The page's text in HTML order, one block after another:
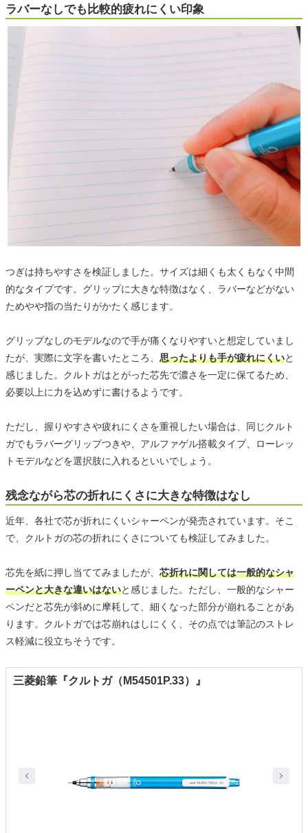
ラバーなしでも比較的疲れにくい印象
つぎは持ちやすさを検証しました。サイズは細くも太くもなく中間
的なタイプです。グリップに大きな特徴はなく、ラバーなどがない
ためやや指の当たりがかたく感じます。
グリップなしのモデルなので手が痛くなりやすいと想定していまし
たが、実際に文字を書いたところ、 思ったよりも手が疲れにくいと
感じました。クルトガはとがった芯先で濃さを一定に保てるため、
必要以上に力を込めずに書けるようです。
ただし、握りやすさや疲れにくさを重視したい場合は、同じクルト
ガでもラバーグリップつきや、アルファゲル搭載タイプ、ローレッ
トモデルなどを選択肢に入れるといいでしょう。
残念ながら芯の折れにくさに大きな特徴はなし
近年、各社で芯が折れにくいシャーペンが発売されています。そこ
で、クルトガの芯の折れにくさについても検証してみました。
芯先を紙に押し当ててみましたが、 芯折れに関しては一般的なシャ
ーペンと大きな違いはないと感じました。ただし、一般的なシャー
ペンだと芯先が斜めに摩耗して、細くなった部分が崩れることがあ
ります。クルトガでは芯崩れはしにくく、その点では筆記のストレ
ス軽減に役立ちそうです。
三菱鉛筆『クルトガ（M54501P.33）』